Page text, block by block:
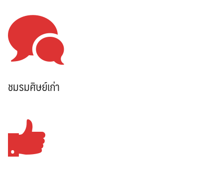
Search
ชมรมศิษย์เก่า